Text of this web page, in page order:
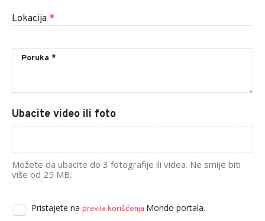
Lokacija *
Ubacite video ili foto
Možete da ubacite do 3 fotografije ili videa. Ne smije biti
više od 25 MB.
Pristajete na pravila korišćenja Mondo portala.